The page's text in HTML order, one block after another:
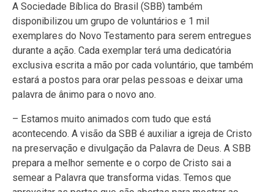
A Sociedade Bíblica do Brasil (SBB) também
disponibilizou um grupo de voluntários e 1 mil
exemplares do Novo Testamento para serem entregues
durante a ação. Cada exemplar terá uma dedicatória
exclusiva escrita a mão por cada voluntário, que também
estará a postos para orar pelas pessoas e deixar uma
palavra de ânimo para o novo ano.
– Estamos muito animados com tudo que está
acontecendo. A visão da SBB é auxiliar a igreja de Cristo
na preservação e divulgação da Palavra de Deus. A SBB
prepara a melhor semente e o corpo de Cristo sai a
semear a Palavra que transforma vidas. Temos que